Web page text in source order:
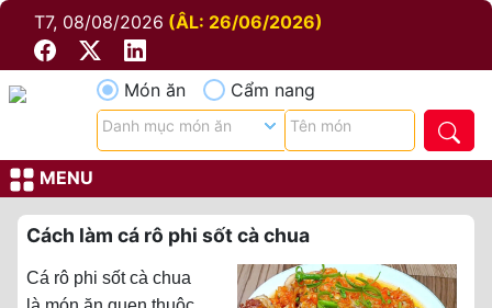
T7, 08/08/2026 (ÂL: 26/06/2026)
Món ăn Cẩm nang
MENU
Cách làm cá rô phi sốt cà chua
Cá rô phi sốt cà chua